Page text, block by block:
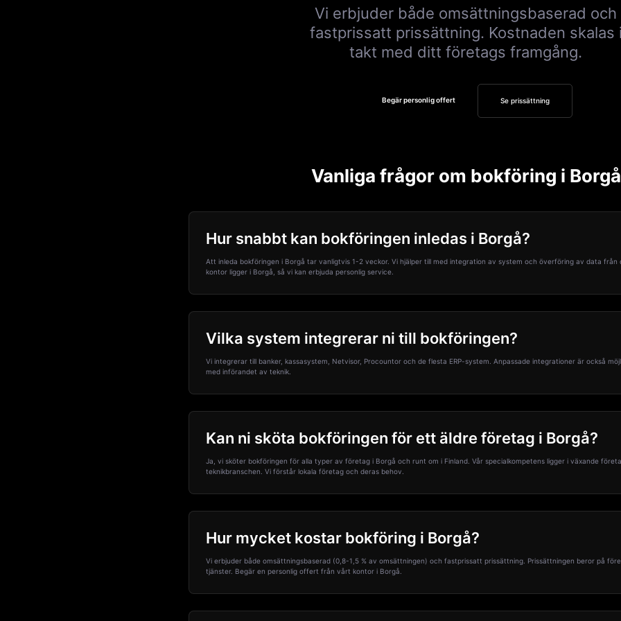
Vi erbjuder både omsättningsbaserad och
fastprissatt prissättning. Kostnaden skalas i
takt med ditt företags framgång.
Begär personlig offert Se prissättning
Vanliga frågor om bokföring i Borgå
Hur snabbt kan bokföringen inledas i Borgå?
Att inleda bokföringen i Borgå tar vanligtvis 1-2 veckor. Vi hjälper till med integration av system och överföring av data från
kontor ligger i Borgå, så vi kan erbjuda personlig service.
Vilka system integrerar ni till bokföringen?
Vi integrerar till banker, kassasystem, Netvisor, Procountor och de flesta ERP-system. Anpassade integrationer är också
med införandet av teknik.
Kan ni sköta bokföringen för ett äldre företag i Borgå?
Ja, vi sköter bokföringen för alla typer av företag i Borgå och runt om i Finland. Vår specialkompetens ligger i växande
teknikbranschen. Vi förstår lokala företag och deras behov.
Hur mycket kostar bokföring i Borgå?
Vi erbjuder både omsättningsbaserad (0,8-1,5 % av omsättningen) och fastprissatt prissättning. Prissättningen beror på
tjänster. Begär en personlig offert från vårt kontor i Borgå.